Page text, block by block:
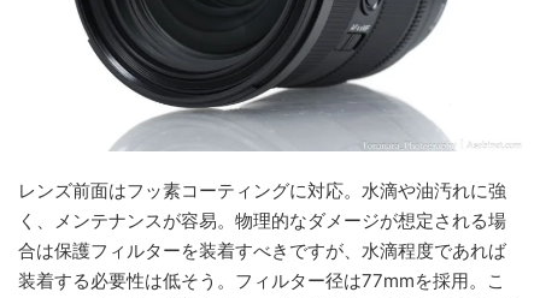
レンズ前面はフッ素コーティングに対応。水滴や油汚れに強
く、メンテナンスが容易。物理的なダメージが想定される場
合は保護フィルターを装着すべきですが、水滴程度であれば
装着する必要性は低そう。フィルター径は77mmを採用。こ